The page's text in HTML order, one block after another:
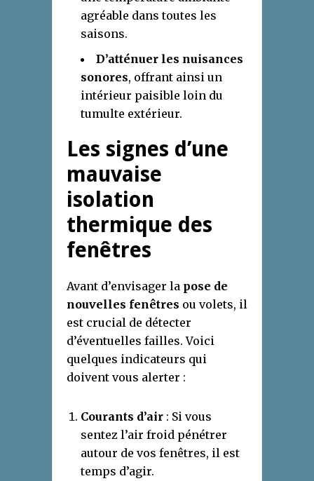
agréable dans toutes les
saisons.
D’atténuer les nuisances
sonores, offrant ainsi un
intérieur paisible loin du
tumulte extérieur.
Les signes d’une
mauvaise
isolation
thermique des
fenêtres
Avant d’envisager la pose de
nouvelles fenêtres ou volets, il
est crucial de détecter
d’éventuelles failles. Voici
quelques indicateurs qui
doivent vous alerter :
Courants d’air : Si vous
sentez l’air froid pénétrer
autour de vos fenêtres, il est
temps d’agir.